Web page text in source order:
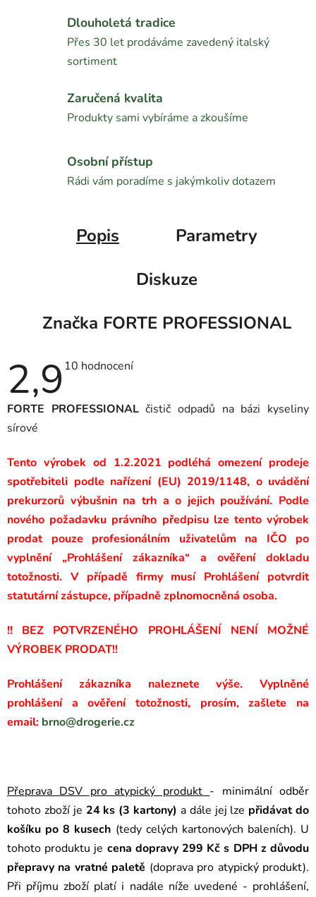
Dlouholetá tradice
Přes 30 let prodáváme zavedený italský
sortiment
Zaručená kvalita
Produkty sami vybíráme a zkoušíme
Osobní přístup
Rádi vám poradíme s jakýmkoliv dotazem
Popis
Parametry
Diskuze
Značka FORTE PROFESSIONAL
2,9 Průměrné
2,9
10 hodnocení
FORTE PROFESSIONALčistič odpadů na bázi kyseliny
sírové
Tento výrobek od 1.2.2021 podléhá omezení prodeje
spotřebiteli podle nařízení (EU) 2019/1148, o uvádění
prekurzorů výbušnin na trh a o jejich používání. Podle
nového požadavku právního předpisu lze tento výrobek
prodat pouze profesionálním uživatelům na IČO po
vyplnění „Prohlášení zákazníka“ a ověření dokladu
totožnosti. V případě firmy musí Prohlášení potvrdit
statutární zástupce, případně zplnomocněná osoba.
!! BEZ POTVRZENÉHO PROHLÁŠENÍ NENÍ MOŽNÉ
VÝROBEK PRODAT!!
Prohlášení zákazníka naleznete výše. Vyplněné
prohlášení a ověření totožnosti, prosím, zašlete na
email: brno@drogerie.cz
Přeprava DSV pro atypický produkt - minimální odběr
tohoto zboží je 24 ks (3 kartony) a dále jej lze přidávat do
košíku po 8 kusech (tedy celých kartonových baleních). U
tohoto produktu je cena dopravy 299 Kč s DPH z důvodu
přepravy na vratné paletě (doprava pro atypický produkt).
Při příjmu zboží platí i nadále níže uvedené - prohlášení,